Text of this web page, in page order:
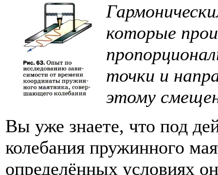
которые
точки и
этому
Вы уже знаете, что под
колебания пружинного
определённых условиях